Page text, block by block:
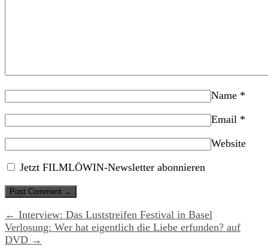
Name *
Email *
Website
Jetzt FILMLÖWIN-Newsletter abonnieren
← Interview: Das Luststreifen Festival in Basel
Verlosung: Wer hat eigentlich die Liebe erfunden? auf
DVD →